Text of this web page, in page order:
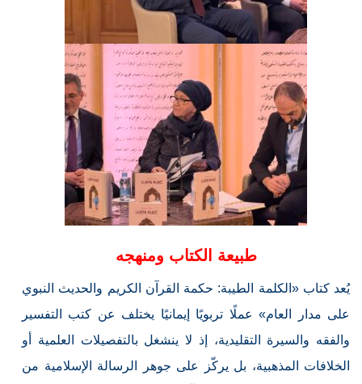
طبيعة الكتاب ومنهجه
يُعد كتاب «الكلمة الطيبة: حكمة القرآن الكريم والحديث النبوي
على مدار العام» عملًا تربويًا إيمانيًا يختلف عن كتب التفسير
والفقه والسيرة التقليدية، إذ لا ينشغل بالتفصيلات العلمية أو
الخلافات المذهبية، بل يركّز على جوهر الرسالة الإسلامية من